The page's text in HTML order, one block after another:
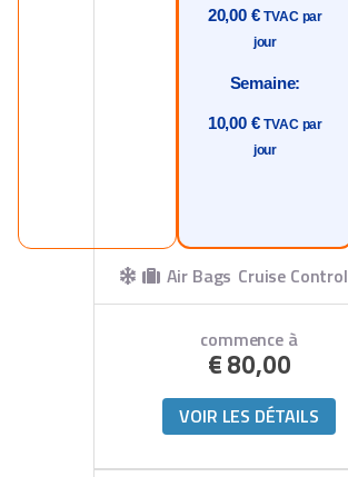
20,00 € TVAC par
jour
Semaine:
10,00 € TVAC par
jour
Air Bags Cruise Control
commence à
€80,00
VOIR LES DÉTAILS